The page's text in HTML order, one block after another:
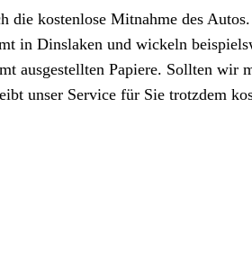
die kostenlose Mitnahme des
in Dinslaken und wickeln
ausgestellten Papiere. Sollten wir
unser Service für Sie trotzdem